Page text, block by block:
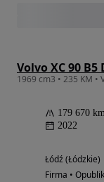
Volvo XC 90
179 670
2022
Łódź (Łódzkie)
Firma •